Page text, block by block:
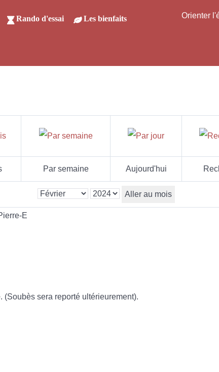
Rando d'essai Les bienfaits Orienter
Par semaine Aujourd'hui
Aller au mois
E
sera reporté ultérieurement).